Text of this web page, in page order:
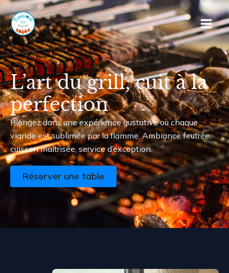
Aller
au
contenu
Main
L’art du grill, cuit à la
perfection
Plongez dans une expérience gustative où chaque
viande est sublimée par la flamme. Ambiance feutrée,
cuisson maîtrisée, service d’exception.
Réserver une table